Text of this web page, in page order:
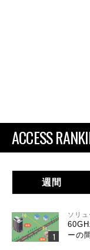
ACCESS
週間
ソリ
ーの